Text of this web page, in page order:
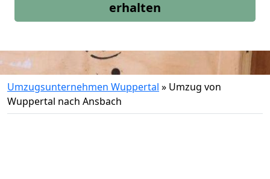
erhalten
Umzugsunternehmen Wuppertal » Umzug von
Wuppertal nach Ansbach